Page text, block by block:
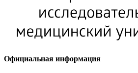
Официальная информация